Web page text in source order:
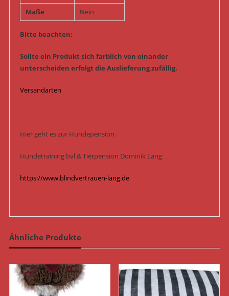
Maße
Nein
Bitte beachten:
Sollte ein Produkt sich farblich von einander
unterscheiden erfolgt die Auslieferung zufällig.
Versandarten
Hier geht es zur Hundepension.
Hundetraining bvl & Tierpension Dominik Lang
https://www.blindvertrauen-lang.de
Ähnliche Produkte